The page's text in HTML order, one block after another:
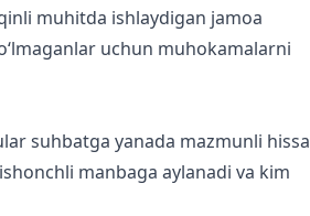
muhitda ishlaydigan jamoa
uchun muhokamalarni
suhbatga yanada mazmunli hissa
manbaga aylanadi va kim